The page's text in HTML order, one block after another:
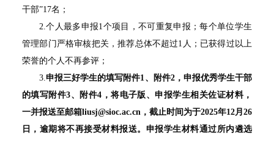
干部”17名；
2.个人最多申报1个项目，不可重复申报；每个单位学生
管理部门严格审核把关，推荐总体不超过1人；已获得过以上
荣誉的个人不再参评；
3.申报三好学生的填写附件1、附件2，申报优秀学生干部
的填写附件3、附件4 ，将电子版、申报学生相关佐证材料，
一并报送至邮箱liusj@sioc.ac.cn ，截止时间为于2025年12月 26
日，逾期将不再接受材料报送。申报学生材料通过所内遴选